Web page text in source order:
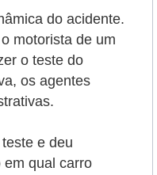
do acidente.
motorista de um
o teste do
os agentes
e deu
em qual carro